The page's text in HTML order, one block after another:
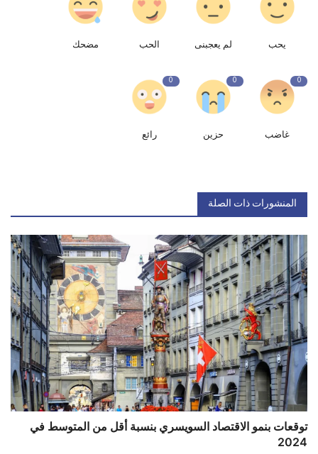
يحب لم يعجبنى الحب مضحك
0
غاضب
0
حزين
0
رائع
المنشورات ذات الصلة
توقعات بنمو الاقتصاد السويسري بنسبة أقل من المتوسط في
2024